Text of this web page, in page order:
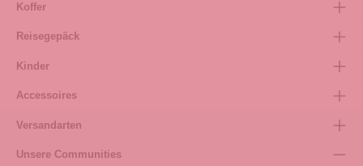
Koffer
Reisegepäck
Kinder
Accessoires
Versandarten
Unsere Communities